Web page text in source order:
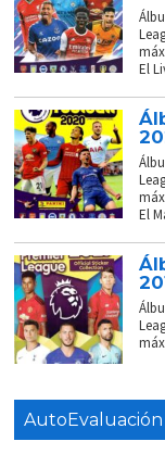
El
El
AutoEvaluación